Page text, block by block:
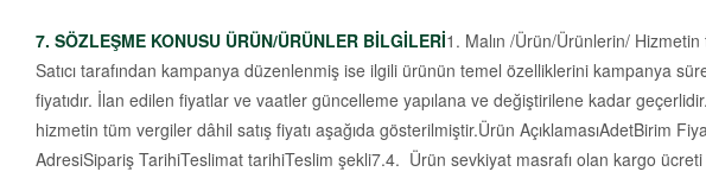
7. SÖZLEŞME KONUSU ÜRÜN/ÜRÜNLER BİLGİLERİ1. Malın /Ürün/Ürünlerin/
Satıcı tarafından kampanya düzenlenmiş ise ilgili ürünün temel özelliklerini kampanya
fiyatıdır. İlan edilen fiyatlar ve vaatler güncelleme yapılana ve değiştirilene kadar
hizmetin tüm vergiler dâhil satış fiyatı aşağıda gösterilmiştir.Ürün AçıklamasıAdetBirim
AdresiSipariş TarihiTeslimat tarihiTeslim şekli7.4. Ürün sevkiyat masrafı olan kargo